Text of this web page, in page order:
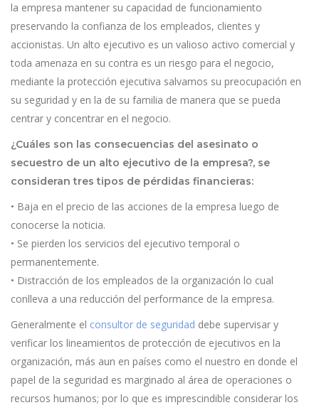
la empresa mantener su capacidad de funcionamiento
preservando la confianza de los empleados, clientes y
accionistas. Un alto ejecutivo es un valioso activo comercial y
toda amenaza en su contra es un riesgo para el negocio,
mediante la protección ejecutiva salvamos su preocupación en
su seguridad y en la de su familia de manera que se pueda
centrar y concentrar en el negocio.
¿Cuáles son las consecuencias del asesinato o
secuestro de un alto ejecutivo de la empresa?, se
consideran tres tipos de pérdidas financieras:
• Baja en el precio de las acciones de la empresa luego de
conocerse la noticia.
• Se pierden los servicios del ejecutivo temporal o
permanentemente.
• Distracción de los empleados de la organización lo cual
conlleva a una reducción del performance de la empresa.
Generalmente el consultor de seguridad debe supervisar y
verificar los lineamientos de protección de ejecutivos en la
organización, más aun en países como el nuestro en donde el
papel de la seguridad es marginado al área de operaciones o
recursos humanos; por lo que es imprescindible considerar los